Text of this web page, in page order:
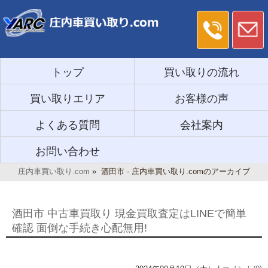
トップ 買い取りの流れ
買い取りエリア お客様の声
よくある質問 会社案内
お問い合わせ
庄内車買い取り.com » 酒田市 - 庄内車買い取り.comのアーカイブ
酒田市 中古車買取り 現金買取査定はLINEで簡単
確認 面倒な手続き心配無用!